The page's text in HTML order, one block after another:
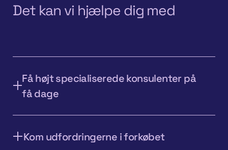
Det kan vi hjælpe dig med
Få højt specialiserede konsulenter på
få dage
Kom udfordringerne i forkøbet